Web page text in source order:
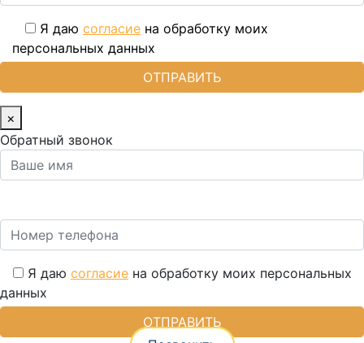
Я даю согласие на обработку моих
персональных данных
×
Обратный звонок
Я даю согласие на обработку моих персональных
данных